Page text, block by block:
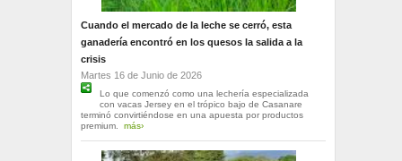
Cuando el mercado de la leche se cerró, esta
ganadería encontró en los quesos la salida a la
crisis
Martes 16 de Junio de 2026
Lo que comenzó como una lechería especializada
con vacas Jersey en el trópico bajo de Casanare
terminó convirtiéndose en una apuesta por productos
premium. más›